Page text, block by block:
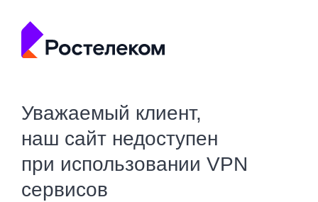
Уважаемый клиент,
наш сайт недоступен
при использовании VPN
сервисов